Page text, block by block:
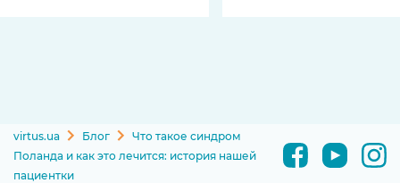
virtus.ua Блог
Что такое синдром
Поланда и как это лечится: история нашей
пациентки